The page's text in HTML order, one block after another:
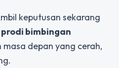
keputusan sekarang
prodi bimbingan
masa depan yang cerah,